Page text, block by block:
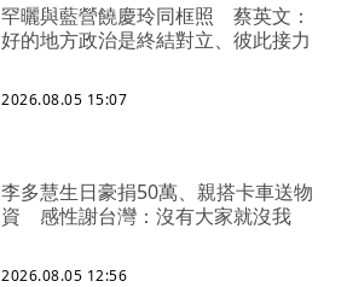
罕曬與藍營饒慶玲同框照 蔡英文：
好的地方政治是終結對立、彼此接力
2026.08.05 15:07
李多慧生日豪捐50萬、親搭卡車送物
資 感性謝台灣：沒有大家就沒我
2026.08.05 12:56